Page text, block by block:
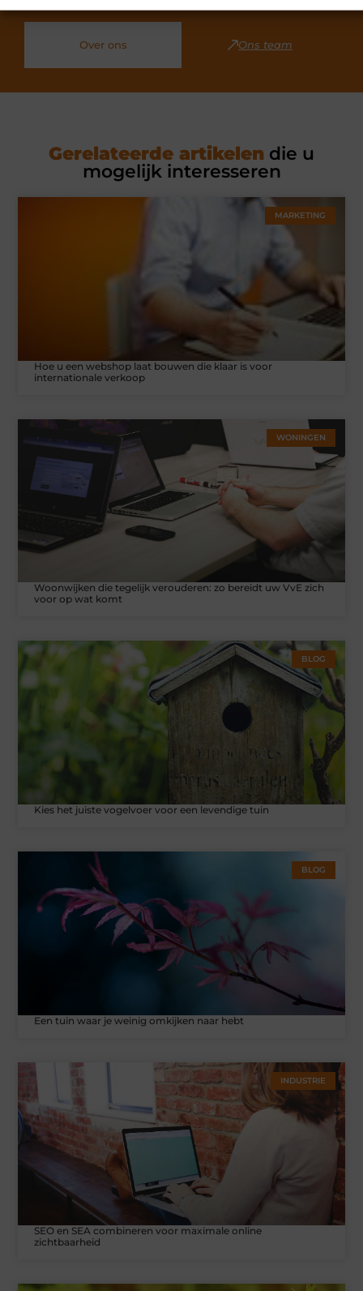
Over ons Ons team
Gerelateerde artikelen die u
mogelijk interesseren
MARKETING
Hoe u een webshop laat bouwen die klaar is voor
internationale verkoop
WONINGEN
Woonwijken die tegelijk verouderen: zo bereidt uw VvE zich
voor op wat komt
BLOG
Kies het juiste vogelvoer voor een levendige tuin
BLOG
Een tuin waar je weinig omkijken naar hebt
INDUSTRIE
SEO en SEA combineren voor maximale online
zichtbaarheid